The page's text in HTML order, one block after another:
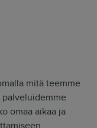
mitä teemme
palveluidemme
omaa aikaa ja